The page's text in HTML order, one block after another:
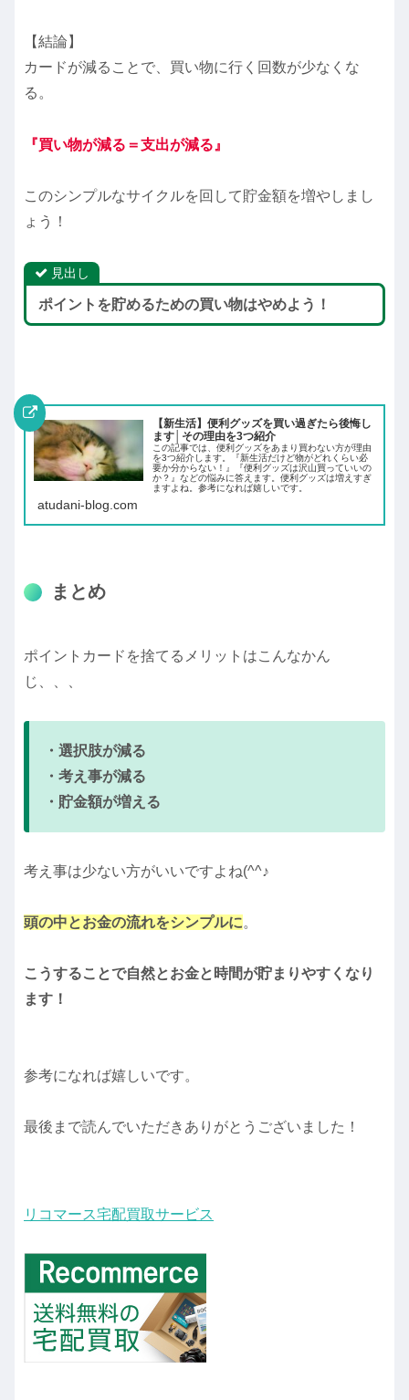
【結論】
カードが減ることで、買い物に行く回数が少なくな
る。
『買い物が減る＝支出が減る』
このシンプルなサイクルを回して貯金額を増やしまし
ょう！
見出し
ポイントを貯めるための買い物はやめよう！
【新生活】便利グッズを買い過ぎたら後悔し
ます│その理由を3つ紹介
この記事では、便利グッズをあまり買わない方が理由
を3つ紹介します。『新生活だけど物がどれくらい必
要か分からない！』『便利グッズは沢山買っていいの
か？』などの悩みに答えます。便利グッズは増えすぎ
ますよね。参考になれば嬉しいです。
atudani-blog.com
まとめ
ポイントカードを捨てるメリットはこんなかん
じ、、、
・選択肢が減る
・考え事が減る
・貯金額が増える
考え事は少ない方がいいですよね(^^♪
頭の中とお金の流れをシンプルに。
こうすることで自然とお金と時間が貯まりやすくなり
ます！
参考になれば嬉しいです。
最後まで読んでいただきありがとうございました！
リコマース宅配買取サービス